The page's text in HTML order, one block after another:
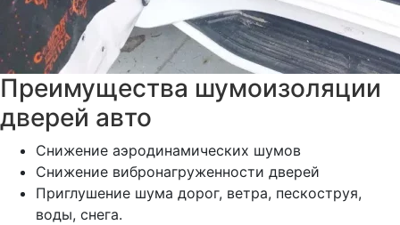
Преимущества шумоизоляции
дверей авто
Снижение аэродинамических шумов
Снижение вибронагруженности дверей
Приглушение шума дорог, ветра, пескоструя,
воды, снега.